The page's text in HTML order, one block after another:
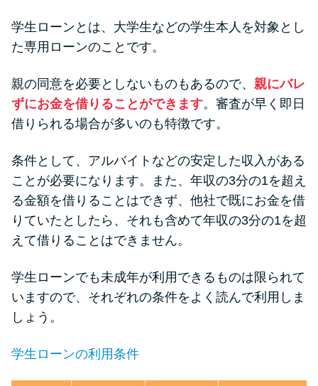
学生ローンとは、大学生などの学生本人を対象とし
た専用ローンのことです。
親の同意を必要としないものもあるので、 親にバレ
ずにお金を借りることができます。審査が早く即日
借りられる場合が多いのも特徴です。
条件として、アルバイトなどの安定した収入がある
ことが必要になります。また、年収の3分の1を超え
る金額を借りることはできず、他社で既にお金を借
りていたとしたら、それも含めて年収の3分の1を超
えて借りることはできません。
学生ローンでも未成年が利用できるものは限られて
いますので、それぞれの条件をよく読んで利用しま
しょう。
学生ローンの利用条件